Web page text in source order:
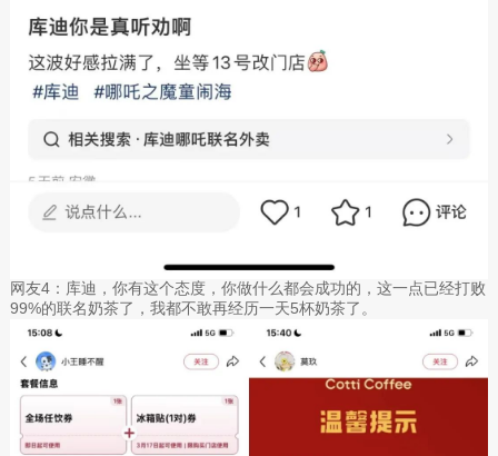
网友4：库迪，你有这个态度，你做什么都会成功的，这一点已经打败
99%的联名奶茶了，我都不敢再经历一天5杯奶茶了。